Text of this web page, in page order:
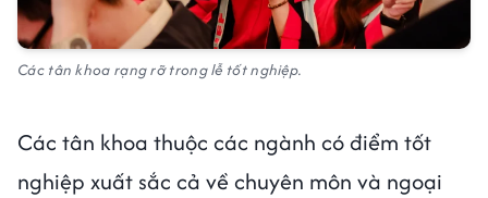
Các tân khoa rạng rỡ trong lễ tốt nghiệp.
Các tân khoa thuộc các ngành có điểm tốt
nghiệp xuất sắc cả về chuyên môn và ngoại